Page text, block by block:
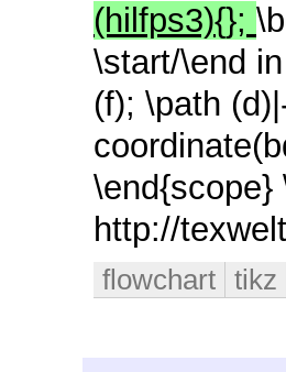
(hilfps3){};
\start/\end
(f); \path
http://
flowchart tikz